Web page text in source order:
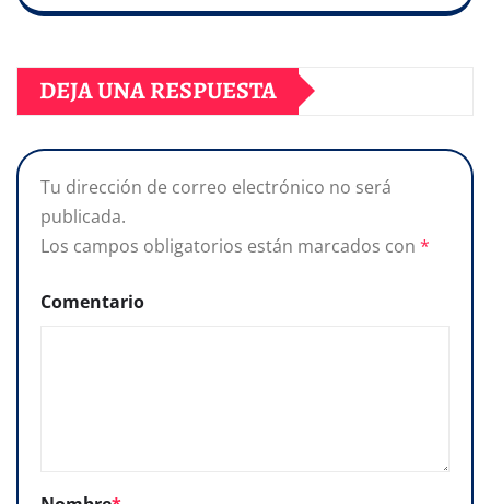
DEJA UNA RESPUESTA
Tu dirección de correo electrónico no será
publicada.
Los campos obligatorios están marcados con *
Comentario